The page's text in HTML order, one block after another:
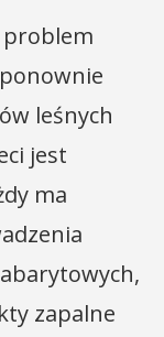
leśnych
jest
ma
zapalne